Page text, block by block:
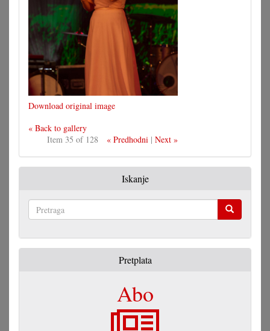
Download original image
« Back to gallery
Item 35 of 128
« Predhodni| Next »
Iskanje
Pretplata
Abo